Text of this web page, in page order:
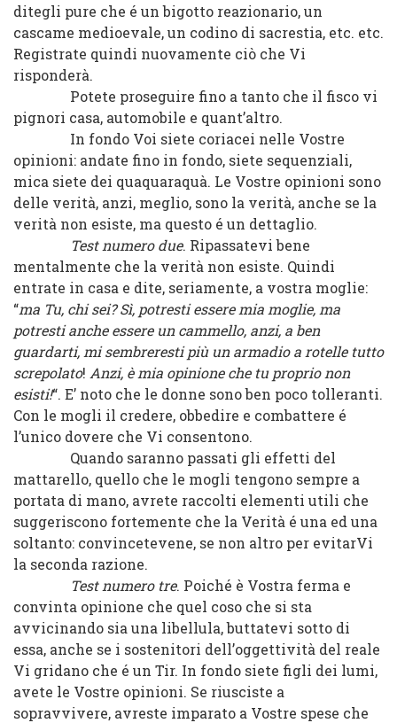
ditegli pure che é un bigotto reazionario, un
cascame medioevale, un codino di sacrestia, etc. etc.
Registrate quindi nuovamente ciò che Vi
risponderà.
Potete proseguire fino a tanto che il fisco vi
pignori casa, automobile e quant’altro.
In fondo Voi siete coriacei nelle Vostre
opinioni: andate fino in fondo, siete sequenziali,
mica siete dei quaquaraquà. Le Vostre opinioni sono
delle verità, anzi, meglio, sono la verità, anche se la
verità non esiste, ma questo é un dettaglio.
Test numero due. Ripassatevi bene
mentalmente che la verità non esiste. Quindi
entrate in casa e dite, seriamente, a vostra moglie:
“ma Tu, chi sei? Sì, potresti essere mia moglie, ma
potresti anche essere un cammello, anzi, a ben
guardarti, mi sembreresti più un armadio a rotelle tutto
screpolato! Anzi, è mia opinione che tu proprio non
esisti!“. E’ noto che le donne sono ben poco tolleranti.
Con le mogli il credere, obbedire e combattere é
l’unico dovere che Vi consentono.
Quando saranno passati gli effetti del
mattarello, quello che le mogli tengono sempre a
portata di mano, avrete raccolti elementi utili che
suggeriscono fortemente che la Verità é una ed una
soltanto: convincetevene, se non altro per evitarVi
la seconda razione.
Test numero tre. Poiché è Vostra ferma e
convinta opinione che quel coso che si sta
avvicinando sia una libellula, buttatevi sotto di
essa, anche se i sostenitori dell’oggettività del reale
Vi gridano che é un Tir. In fondo siete figli dei lumi,
avete le Vostre opinioni. Se riusciste a
sopravvivere, avreste imparato a Vostre spese che